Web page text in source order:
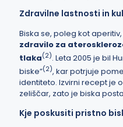
Zdravilne lastnosti in
Biska se, poleg kot
zdravilo za
tlaka(2). Leta 2005 je bil
biske”(2), kar potrjuje
identiteto. Izvirni recept je
zeliščar, zato je biska
Kje poskusiti pristno